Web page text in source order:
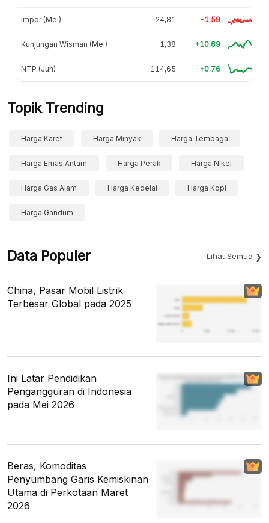
Impor (Mei) 24,81 -1.59
Kunjungan Wisman (Mei) 1,38 +10.69
NTP (Jun) 114,65 +0.76
Topik Trending
Harga Karet Harga Minyak Harga Tembaga
Harga Emas Antam Harga Perak Harga Nikel
Harga Gas Alam Harga Kedelai Harga Kopi
Harga Gandum
Data Populer Lihat Semua
China, Pasar Mobil Listrik
Terbesar Global pada 2025
Ini Latar Pendidikan
Pengangguran di Indonesia
pada Mei 2026
Beras, Komoditas
Penyumbang Garis Kemiskinan
Utama di Perkotaan Maret
2026